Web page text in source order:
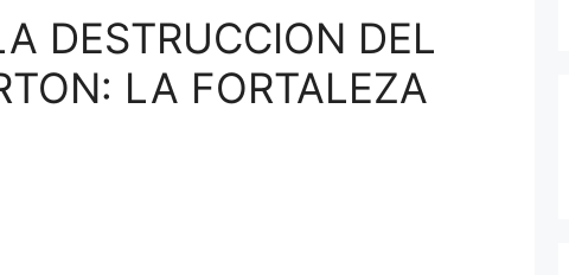
DESTRUCCION DEL
LA FORTALEZA